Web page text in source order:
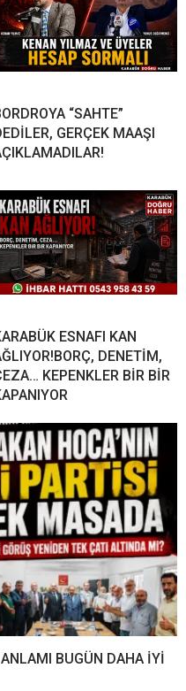
“SAHTE”
GERÇEK MAAŞI
ESNAFI KAN
DENETİM,
KEPENKLER BİR BİR
BUGÜN DAHA İYİ